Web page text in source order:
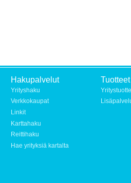
Hakupalvelut
Yrityshaku
Verkkokaupat
Linkit
Karttahaku
Reittihaku
Hae yrityksiä kartalta